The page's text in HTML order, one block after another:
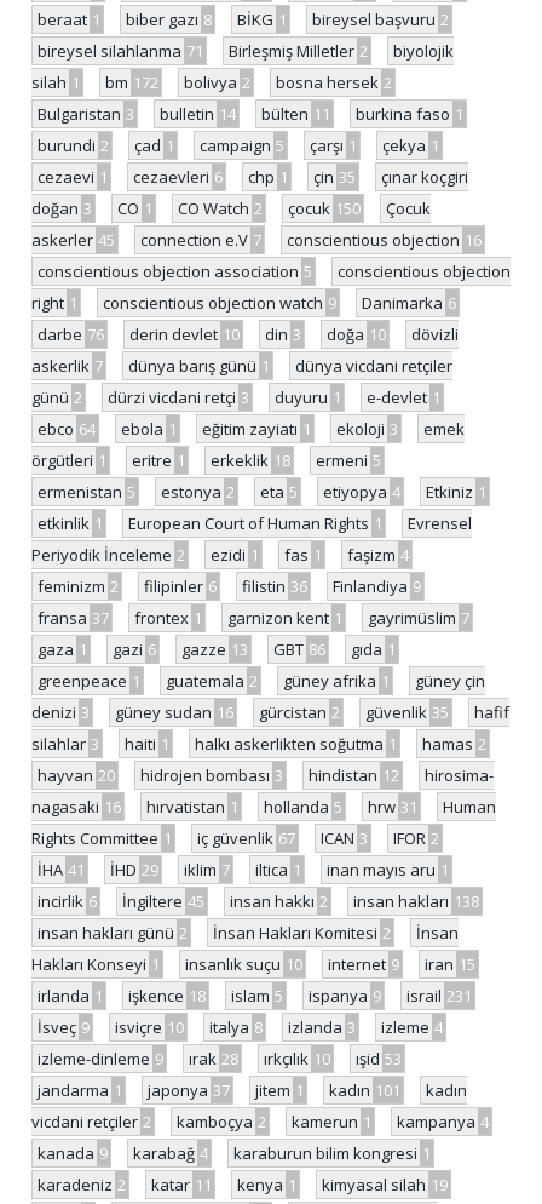
beraat 1 biber gazı 8 BİKG 1 bireysel başvuru 2
bireysel silahlanma 71 Birleşmiş Milletler 2
biyolojik
silah 1 bm 172 bolivya 2 bosna hersek 2
Bulgaristan 3 bulletin 14 bülten 11 burkina faso 1
burundi 2 çad 1 campaign 5 çarşı 1 çekya 1
cezaevi 1 cezaevleri 6 chp 1 çin 35
çınar koçgiri
doğan 3 CO 1 CO Watch 2 çocuk 150
Çocuk
askerler 45 connection e.V 7 conscientious objection 16
conscientious objection association 5
conscientious objection
right 1 conscientious objection watch 9 Danimarka 6
darbe 76 derin devlet 10 din 3 doğa 10
dövizli
askerlik 7 dünya barış günü 1
dünya vicdani retçiler
günü 2 dürzi vicdani retçi 3 duyuru 1 e-devlet 1
ebco 64 ebola 1 eğitim zayiatı 1 ekoloji 3
emek
örgütleri 1 eritre 1 erkeklik 18 ermeni 5
ermenistan 5 estonya 2 eta 5 etiyopya 4 Etkiniz 1
etkinlik 1 European Court of Human Rights 1
Evrensel
Periyodik İnceleme 2 ezidi 1 fas 1 faşizm 4
feminizm 2 filipinler 6 filistin 36 Finlandiya 9
fransa 37 frontex 1 garnizon kent 1 gayrimüslim 7
gaza 1 gazi 6 gazze 13 GBT 86 gıda 1
greenpeace 1 guatemala 2 güney afrika 1
güney çin
denizi 3 güney sudan 16 gürcistan 2 güvenlik 35
hafif
silahlar 3 haiti 1 halkı askerlikten soğutma 1 hamas 2
hayvan 20 hidrojen bombası 3 hindistan 12
hirosima-
nagasaki 16 hırvatistan 1 hollanda 5 hrw 31
Human
Rights Committee 1 iç güvenlik 67 ICAN 3 IFOR 2
İHA 41 İHD 29 iklim 7 iltica 1 inan mayıs aru 1
incirlik 6 İngiltere 45 insan hakkı 2 insan hakları 138
insan hakları günü 2 İnsan Hakları Komitesi 2
İnsan
Hakları Konseyi 1 insanlık suçu 10 internet 9 iran 15
irlanda 1 işkence 18 islam 5 ispanya 9 israil 231
İsveç 9 isviçre 10 italya 8 izlanda 3 izleme 4
izleme-dinleme 9 ırak 28 ırkçılık 10 ışid 53
jandarma 1 japonya 37 jitem 1 kadın 101
kadın
vicdani retçiler 2 kamboçya 2 kamerun 1 kampanya 4
kanada 9 karabağ 4 karaburun bilim kongresi 1
karadeniz 2 katar 11 kenya 1 kimyasal silah 19